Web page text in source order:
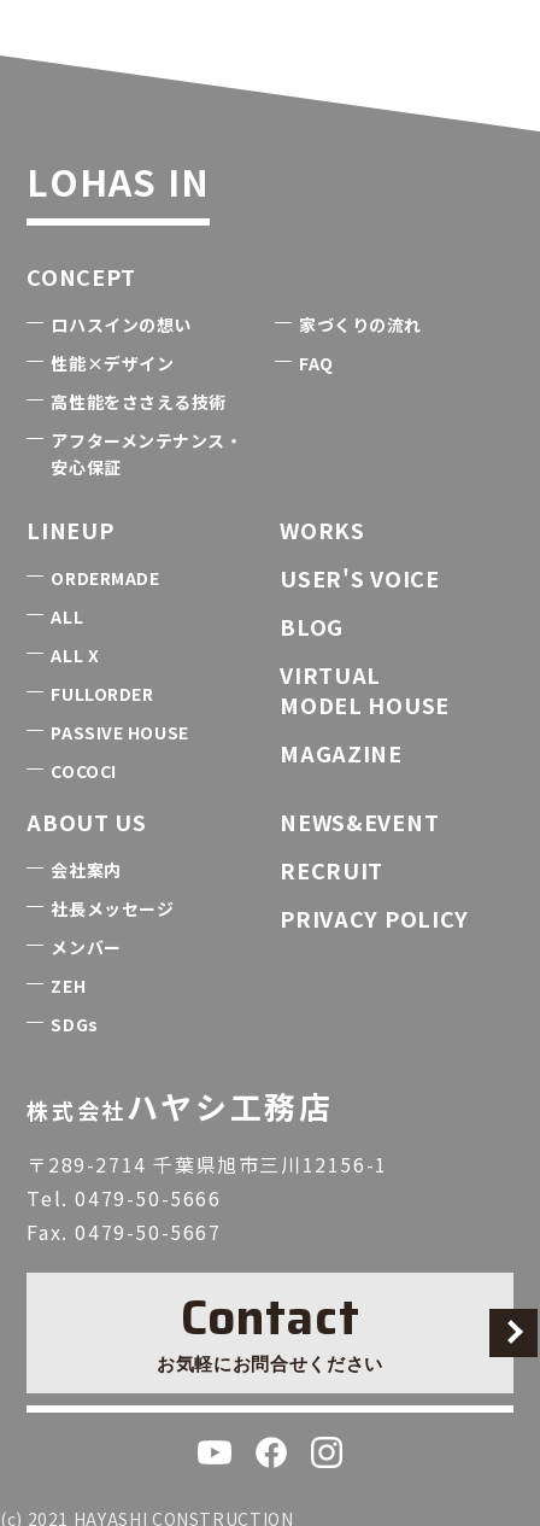
LOHAS IN
CONCEPT
ロハスインの想い
性能×デザイン
高性能をささえる技術
アフターメンテナンス・
安心保証
家づくりの流れ
FAQ
LINEUP
ORDERMADE
ALL
ALL X
FULLORDER
PASSIVE HOUSE
COCOCI
WORKS
USER'S VOICE
BLOG
VIRTUAL
MODEL HOUSE
MAGAZINE
ABOUT US
会社案内
社長メッセージ
メンバー
ZEH
SDGs
NEWS&EVENT
RECRUIT
PRIVACY POLICY
株式会社ハヤシ工務店
〒289-2714 千葉県旭市三川12156-1
Tel.0479-50-5666
Fax. 0479-50-5667
Contact
お気軽にお問合せください
(c) 2021 HAYASHI CONSTRUCTION